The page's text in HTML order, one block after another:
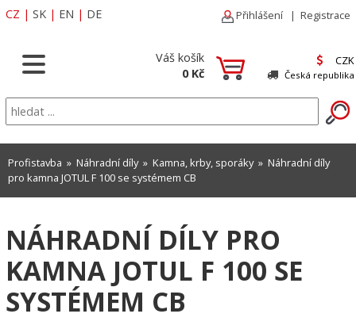
CZ | SK | EN | DE Přihlášení | Registrace
Váš košík
0 Kč
CZK
Česká republika
Profistavba » Náhradní díly» Kamna, krby, sporáky» Náhradní díly
pro kamna JOTUL F 100 se systémem CB
NÁHRADNÍ DÍLY PRO
KAMNA JOTUL F 100 SE
SYSTÉMEM CB